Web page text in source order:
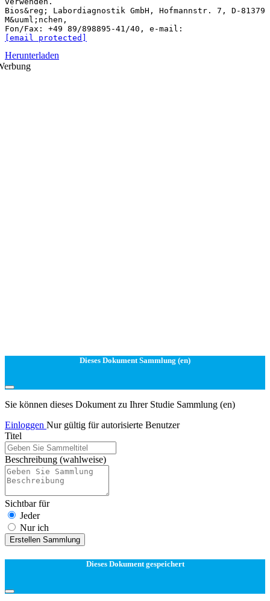
Bios&reg; Labordiagnostik GmbH, Hofmannstr. 7, D-81379
M&uuml;nchen,
Fon/Fax: +49 89/898895-41/40, e-mail:
[email protected]
Herunterladen
Dieses Dokument Sammlung (en)
Sie können dieses Dokument zu Ihrer Studie Sammlung (en)
Einloggen Nur gültig für autorisierte Benutzer
Titel
Beschreibung (wahlweise)
Sichtbar für
Jeder
Nur ich
Erstellen Sammlung
Dieses Dokument gespeichert